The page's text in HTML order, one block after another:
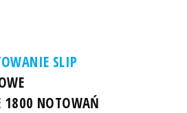
SLIP
1800 NOTOWAŃ